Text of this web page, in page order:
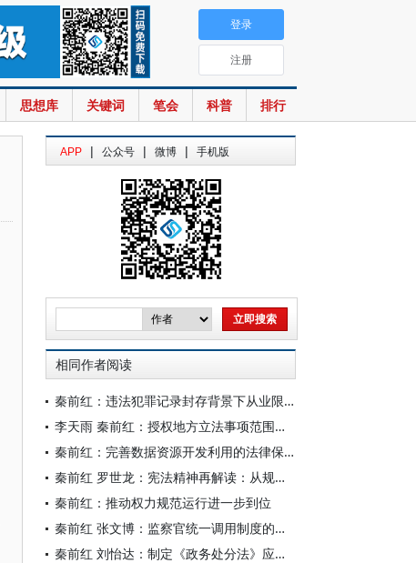
思想库 关键词 笔会 科普 排行
登录
注册
APP | 公众号 | 微博 | 手机版
相同作者阅读
秦前红：违法犯罪记录封存背景下从业限制措施的优化
李天雨 秦前红：授权地方立法事项范围的扩张逻辑与规范进路
秦前红：完善数据资源开发利用的法律保障体系
秦前红 罗世龙：宪法精神再解读：从规范主义到功能主义
秦前红：推动权力规范运行进一步到位
秦前红 张文博：监察官统一调用制度的法治调试
秦前红 刘怡达：制定《政务处分法》应处理好的七对关系